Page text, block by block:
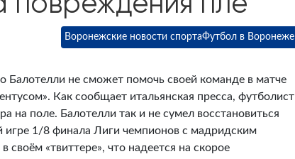
Воронежские новости спортаФутбол в Воронеже
не сможет помочь своей команде в матче
Как сообщает итальянская пресса, футболист
на поле. Балотелли так и не сумел восстановиться
игре 1/8 финала Лиги чемпионов с мадридским
своём «твиттере», что надеется на скорое